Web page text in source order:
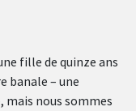
fille de quinze ans
banale – une
mais nous sommes